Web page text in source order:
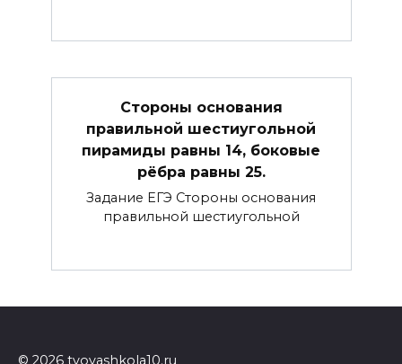
Стороны основания
правильной шестиугольной
пирамиды равны 14, боковые
рёбра равны 25.
Задание ЕГЭ Стороны основания
правильной шестиугольной